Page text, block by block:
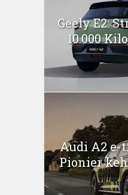
Geely E2:
10.000
Audi A2 e-
Pionier